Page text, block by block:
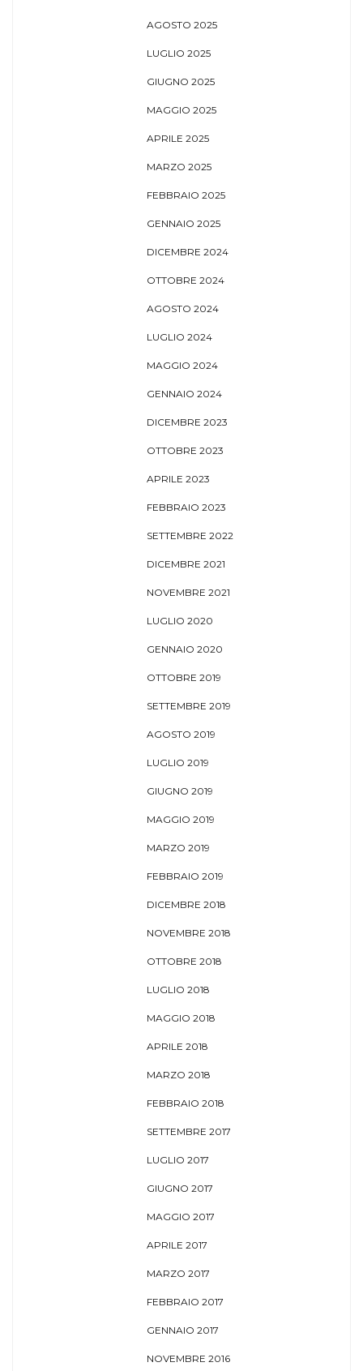
AGOSTO 2025
LUGLIO 2025
GIUGNO 2025
MAGGIO 2025
APRILE 2025
MARZO 2025
FEBBRAIO 2025
GENNAIO 2025
DICEMBRE 2024
OTTOBRE 2024
AGOSTO 2024
LUGLIO 2024
MAGGIO 2024
GENNAIO 2024
DICEMBRE 2023
OTTOBRE 2023
APRILE 2023
FEBBRAIO 2023
SETTEMBRE 2022
DICEMBRE 2021
NOVEMBRE 2021
LUGLIO 2020
GENNAIO 2020
OTTOBRE 2019
SETTEMBRE 2019
AGOSTO 2019
LUGLIO 2019
GIUGNO 2019
MAGGIO 2019
MARZO 2019
FEBBRAIO 2019
DICEMBRE 2018
NOVEMBRE 2018
OTTOBRE 2018
LUGLIO 2018
MAGGIO 2018
APRILE 2018
MARZO 2018
FEBBRAIO 2018
SETTEMBRE 2017
LUGLIO 2017
GIUGNO 2017
MAGGIO 2017
APRILE 2017
MARZO 2017
FEBBRAIO 2017
GENNAIO 2017
NOVEMBRE 2016